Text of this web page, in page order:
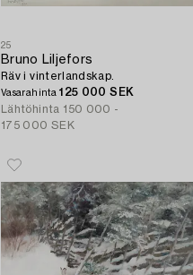
25
Bruno Liljefors
Räv i vinterlandskap.
Vasarahinta125 000 SEK
Lähtöhinta 150 000 -
175 000 SEK